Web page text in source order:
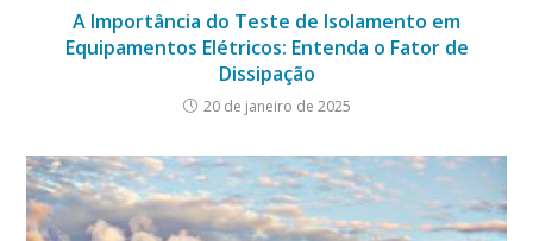
A Importância do Teste de Isolamento em
Equipamentos Elétricos: Entenda o Fator de
Dissipação
20 de janeiro de 2025